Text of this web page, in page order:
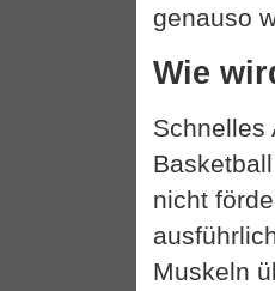
genauso
Wie
Schnelles
nicht
Muskeln